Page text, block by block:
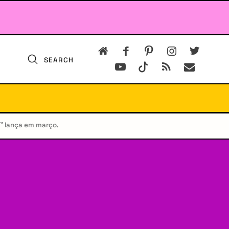
SEARCH
lança em março.